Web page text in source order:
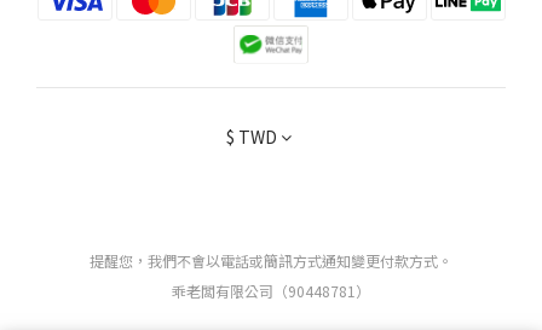
$ TWD
提醒您，我們不會以電話或簡訊方式通知變更付款方式。
乖老闆有限公司（90448781）